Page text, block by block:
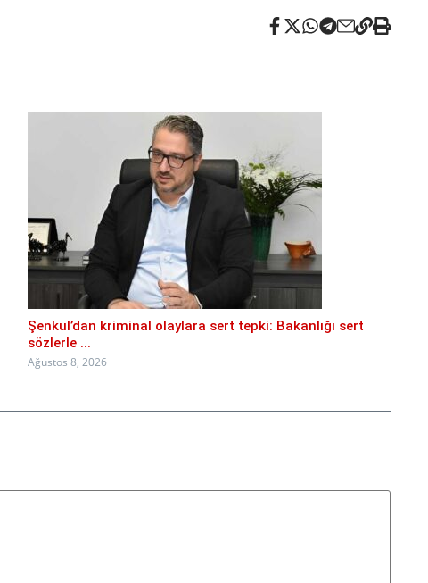
Şenkul’dan kriminal olaylara sert tepki: Bakanlığı sert
sözlerle ...
Ağustos 8, 2026